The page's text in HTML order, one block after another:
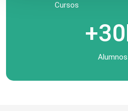
Cursos
Alumnos